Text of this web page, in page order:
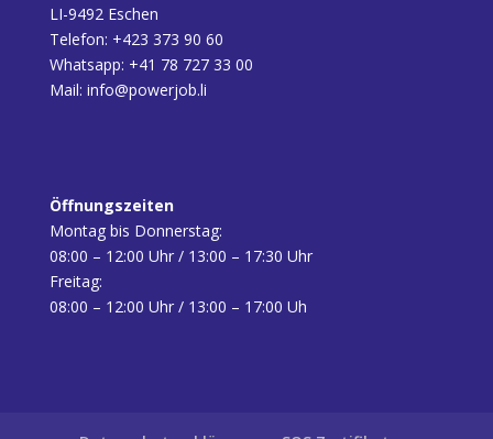
LI-9492 Eschen
Telefon: +423 373 90 60
Whatsapp: +41 78 727 33 00
Mail: info@powerjob.li
Öffnungszeiten
Montag bis Donnerstag:
08:00 – 12:00 Uhr / 13:00 – 17:30 Uhr
Freitag:
08:00 – 12:00 Uhr / 13:00 – 17:00 Uh